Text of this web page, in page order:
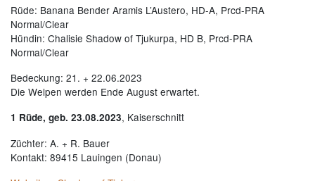
Rüde: Banana Bender Aramis L’Austero, HD-A, Prcd-PRA
Normal/Clear
Hündin: Chalisie Shadow of Tjukurpa, HD B, Prcd-PRA
Normal/Clear
Bedeckung: 21. + 22.06.2023
Die Welpen werden Ende August erwartet.
1 Rüde, geb. 23.08.2023, Kaiserschnitt
Züchter: A. + R. Bauer
Kontakt: 89415 Lauingen (Donau)